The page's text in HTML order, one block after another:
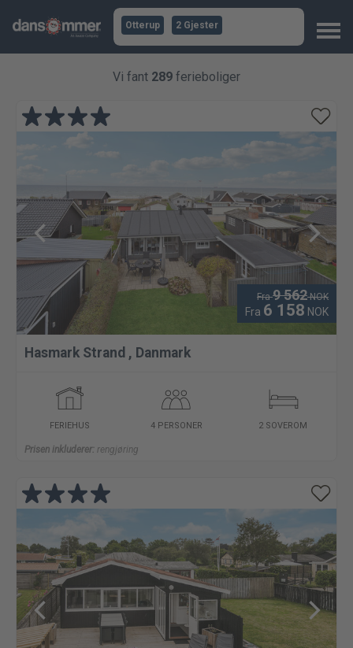
Otterup 2 Gjester
Vi fant 289 ferieboliger
Fra9 562 NOK
Fra 6 158 NOK
Hasmark Strand , Danmark
FERIEHUS 4 PERSONER 2 SOVEROM
Prisen inkluderer: rengjøring